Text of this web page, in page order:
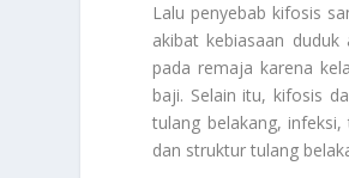
Lalu penyebab kifosis
akibat kebiasaan
pada remaja karena
baji. Selain itu, kifosis
tulang belakang,
dan struktur tulang